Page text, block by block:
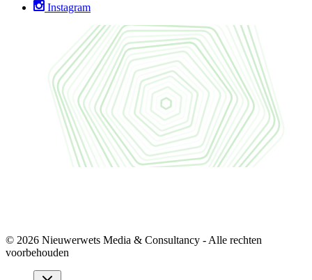
Instagram
© 2026 Nieuwerwets Media & Consultancy - Alle rechten
voorbehouden